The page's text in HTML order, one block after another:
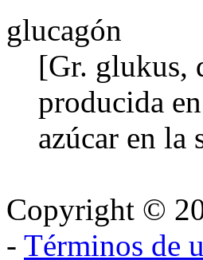
glucagón
[Gr. glukus,
producida
azúcar en la
Copyright ©
- Términos de